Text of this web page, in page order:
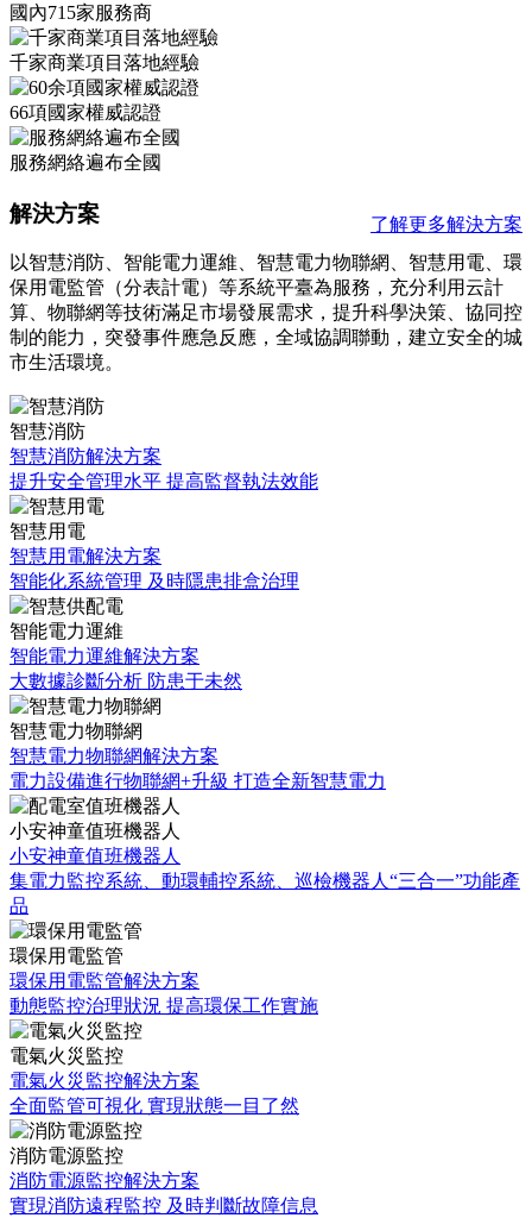
國內715家服務商
千家商業項目落地經驗
66項國家權威認證
服務網絡遍布全國
了解更多解決方案
解決方案
以智慧消防、智能電力運維、智慧電力物聯網、智慧用電、環
保用電監管（分表計電）等系統平臺為服務，充分利用云計
算、物聯網等技術滿足市場發展需求，提升科學決策、協同控
制的能力，突發事件應急反應，全域協調聯動，建立安全的城
市生活環境。
智慧消防
智慧消防解決方案
提升安全管理水平 提高監督執法效能
智慧用電
智慧用電解決方案
智能化系統管理 及時隱患排盒治理
智能電力運維
智能電力運維解決方案
大數據診斷分析 防患于未然
智慧電力物聯網
智慧電力物聯網解決方案
電力設備進行物聯網+升級 打造全新智慧電力
小安神童值班機器人
小安神童值班機器人
集電力監控系統、動環輔控系統、巡檢機器人“三合一”功能產
品
環保用電監管
環保用電監管解決方案
動態監控治理狀況 提高環保工作實施
電氣火災監控
電氣火災監控解決方案
全面監管可視化 實現狀態一目了然
消防電源監控
消防電源監控解決方案
實現消防遠程監控 及時判斷故障信息